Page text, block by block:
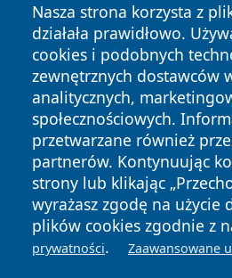
Nasza strona korzysta z
działała prawidłowo.
cookies i podobnych
zewnętrznych dostawców
analitycznych,
społecznościowych.
przetwarzane również
partnerów. Kontynuując
strony lub klikając
wyrażasz zgodę na użycie
plików cookies zgodnie z
prywatności. Zaawansowane
Copyright © 2026
zastrzeżone.
News Autorzy
Polityka
Prywatności